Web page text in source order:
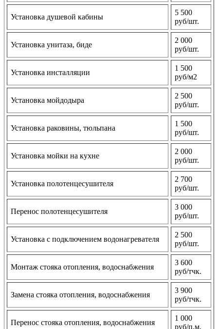
Установка душевой кабины
5 500
руб/шт.
Установка унитаза, биде
2 000
руб/шт.
Установка инсталляции
1 500
руб/м2
Установка мойдодыра
2 500
руб/шт.
Установка раковины, тюльпана
1 500
руб/шт.
Установка мойки на кухне
2 000
руб/шт.
Установка полотенцесушителя
2 700
руб/шт.
Перенос полотенцесушителя
3 000
руб/шт.
Установка с подключением водонагревателя
2 500
руб/шт.
Монтаж стояка отопления, водоснабжения
3 600
руб/тчк.
Замена стояка отопления, водоснабжения
3 900
руб/тчк.
Перенос стояка отопления, водоснабжения
1 000
руб/п.м.